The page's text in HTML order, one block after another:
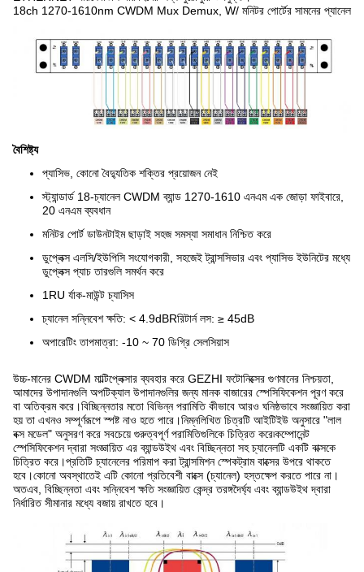
18ch 1270-1610nm CWDM Mux Demux, W/ মনিটর পোর্টের সামনের প্যানেল
বৈশিষ্ট্য
প্যাসিভ, কোনো বৈদ্যুতিক শক্তির প্রয়োজন নেই
স্ট্যান্ডার্ড 18-চ্যানেল CWDM ব্যান্ড 1270-1610 এনএম এক জোড়া ফাইবারে,
20 এনএম ব্যবধান
মনিটর পোর্ট ডাউনটাইম ছাড়াই সহজ সমস্যা সমাধান নিশ্চিত করে
ডুপ্লেক্স এলসি/ইউপিসি সংযোগকারী, সহজেই ট্রান্সসিভার এবং প্যাসিভ ইউনিটের মধ্যে
ডুপ্লেক্স প্যাচ তারগুলি সমর্থন করে
1RU র্যাক-মাউন্ট চ্যাসিস
চ্যানেল সন্নিবেশ ক্ষতি: < 4.9dBRরিটার্ন লস: ≥ 45dB
অপারেটিং তাপমাত্রা: -10 ~ 70 ডিগ্রি সেলসিয়াস
উচ্চ-মানের CWDM মাল্টিপ্লেক্সার ব্যবহার করে GEZHI ফটোনিক্সের গুণমানের নিশ্চয়তা,
আমাদের উপাদানগুলি অপটিক্যাল উপাদানগুলির জন্য মানক বাজারের স্পেসিফিকেশন পূরণ করে
বা অতিক্রম করে।বিচ্ছিন্নতার মতো বিভিন্ন পরামিতি কীভাবে আরও ঘনিষ্ঠভাবে সংজ্ঞায়িত করা
হয় তা এখনও সম্পূর্ণরূপে স্পষ্ট নাও হতে পারে।নিম্নলিখিত চিত্রটি আইটিইউ অনুসারে "লাল
বক্স মডেল" অনুসরণ করে সবচেয়ে গুরুত্বপূর্ণ পরামিতিগুলিকে চিত্রিত করে৷কম্পোনেন্ট
স্পেসিফিকেশন দ্বারা সংজ্ঞায়িত এর ব্যান্ডউইথ এবং বিচ্ছিন্নতা সহ চ্যানেলটি একটি বাক্সকে
চিত্রিত করে।প্রতিটি চ্যানেলের পরিমাপ করা ট্রান্সমিশন স্পেকট্রাম বাক্সের উপরে থাকতে
হবে।কোনো অবস্থাতেই এটি কোনো প্রতিবেশী বাক্সে (চ্যানেল) হস্তক্ষেপ করতে পারে না।
অতএব, বিচ্ছিন্নতা এবং সন্নিবেশ ক্ষতি সংজ্ঞায়িত কেন্দ্র তরঙ্গদৈর্ঘ্য এবং ব্যান্ডউইথ দ্বারা
নির্ধারিত সীমানার মধ্যে বজায় রাখতে হবে।